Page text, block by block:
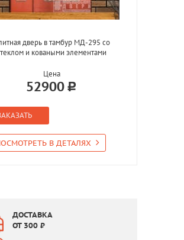
дверь в тамбур МД-295 со
и коваными элементами
Цена
52900
В ДЕТАЛЯХ
ДОСТАВКА
ОТ 300 ₽